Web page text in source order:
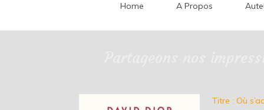
Home A Propos
Titre : Où